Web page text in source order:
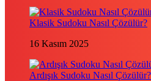
Klasik Sudoku Nasıl Çözülür?
16 Kasım 2025
Ardışık Sudoku Nasıl Çözülür?